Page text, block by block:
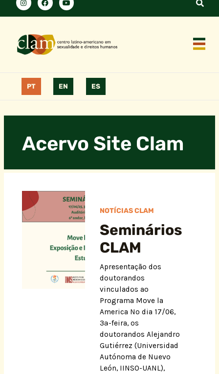
PT EN ES
Acervo Site Clam
NOTÍCIAS CLAM
Seminários
CLAM
Apresentação dos
doutorandos
vinculados ao
Programa Move la
America No dia 17/06,
3ª-feira, os
doutorandos Alejandro
Gutiérrez (Universidad
Autónoma de Nuevo
León, IINSO-UANL),